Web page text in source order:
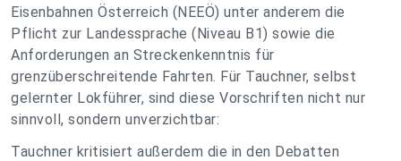
Eisenbahnen Österreich (NEEÖ) unter anderem die
Pflicht zur Landessprache (Niveau B1) sowie die
Anforderungen an Streckenkenntnis für
grenzüberschreitende Fahrten. Für Tauchner, selbst
gelernter Lokführer, sind diese Vorschriften nicht nur
sinnvoll, sondern unverzichtbar:
Tauchner kritisiert außerdem die in den Debatten